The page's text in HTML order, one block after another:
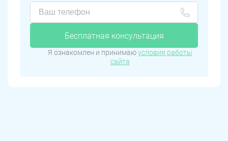
Бесплатная консультация
Я ознакомлен и принимаюусловия работы
сайта